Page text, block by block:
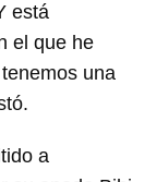
está
el que he
una
a